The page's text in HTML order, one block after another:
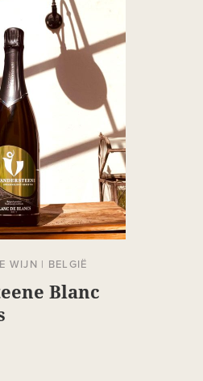
WIJN | BELGIË
Blanc